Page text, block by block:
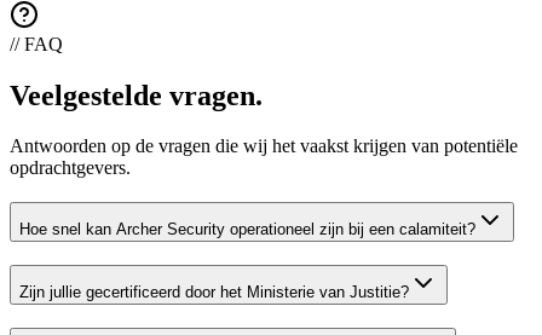
// FAQ
Veelgestelde vragen.
Antwoorden op de vragen die wij het vaakst krijgen van potentiële
opdrachtgevers.
Hoe snel kan Archer Security operationeel zijn bij een calamiteit?
Zijn jullie gecertificeerd door het Ministerie van Justitie?